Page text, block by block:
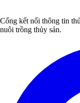
Cổng kết nối thông tin
nuôi trồng thủy sản.